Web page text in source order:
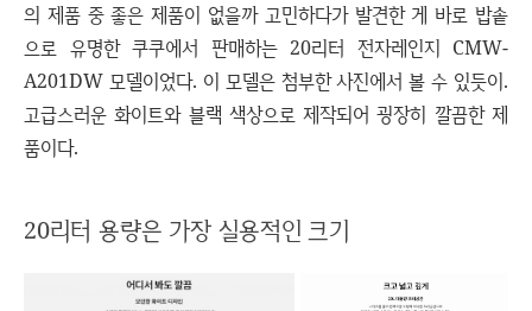
의 제품 중 좋은 제품이 없을까 고민하다가 발견한 게 바로 밥솥
으로 유명한 쿠쿠에서 판매하는 20리터 전자레인지 CMW-
A201DW 모델이었다. 이 모델은 첨부한 사진에서 볼 수 있듯이.
고급스러운 화이트와 블랙 색상으로 제작되어 굉장히 깔끔한 제
품이다.
20리터 용량은 가장 실용적인 크기